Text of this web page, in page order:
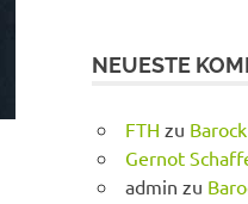
NEUESTE
FTH zu
Gernot
admin zu